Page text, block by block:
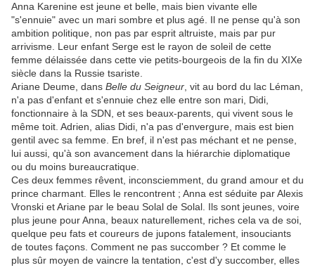
Anna Karenine est jeune et belle, mais bien vivante elle
"s'ennuie" avec un mari sombre et plus agé. Il ne pense qu'à son
ambition politique, non pas par esprit altruiste, mais par pur
arrivisme. Leur enfant Serge est le rayon de soleil de cette
femme délaissée dans cette vie petits-bourgeois de la fin du XIXe
siècle dans la Russie tsariste.
Ariane Deume, dans Belle du Seigneur , vit au bord du lac Léman,
n'a pas d'enfant et s'ennuie chez elle entre son mari, Didi,
fonctionnaire à la SDN, et ses beaux-parents, qui vivent sous le
même toit. Adrien, alias Didi, n'a pas d'envergure, mais est bien
gentil avec sa femme. En bref, il n'est pas méchant et ne pense,
lui aussi, qu'à son avancement dans la hiérarchie diplomatique
ou du moins bureaucratique.
Ces deux femmes rêvent, inconsciemment, du grand amour et du
prince charmant. Elles le rencontrent ; Anna est séduite par Alexis
Vronski et Ariane par le beau Solal de Solal. Ils sont jeunes, voire
plus jeune pour Anna, beaux naturellement, riches cela va de soi,
quelque peu fats et coureurs de jupons fatalement, insouciants
de toutes façons. Comment ne pas succomber ? Et comme le
plus sûr moyen de vaincre la tentation, c'est d'y succomber, elles